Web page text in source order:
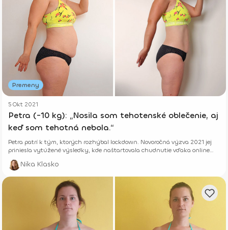
Premeny
5 Okt 2021
Petra (-10 kg): „Nosila som tehotenské oblečenie, aj
keď som tehotná nebola.“
Petra patrí k tým, ktorých rozhýbal lockdown. Novoročná výzva 2021 jej
priniesla vytúžené výsledky, kde naštartovala chudnutie vďaka online
cvičeniu na Fitshakeri, v ktorom pokračuje aj dnes.
Nika Klasko